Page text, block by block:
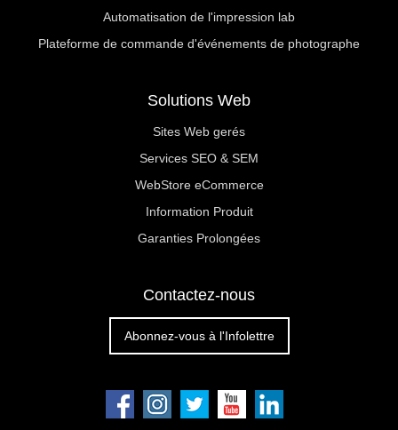
Automatisation de l'impression lab
Plateforme de commande d'événements de photographe
Solutions Web
Sites Web gerés
Services SEO & SEM
WebStore eCommerce
Information Produit
Garanties Prolongées
Contactez-nous
Abonnez-vous à l'Infolettre